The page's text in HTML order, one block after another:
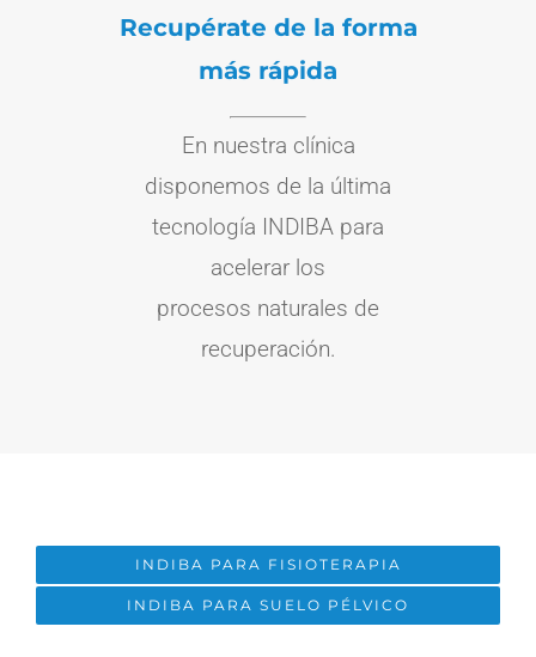
Recupérate de la forma
más rápida
En nuestra clínica
disponemos de la última
tecnología INDIBA para
acelerar los
procesos naturales de
recuperación.
INDIBA PARA FISIOTERAPIA
INDIBA PARA SUELO PÉLVICO